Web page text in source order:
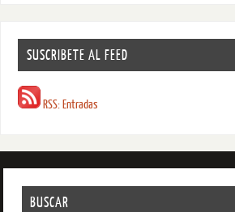
SUSCRIBETE AL FEED
RSS: Entradas
BUSCAR